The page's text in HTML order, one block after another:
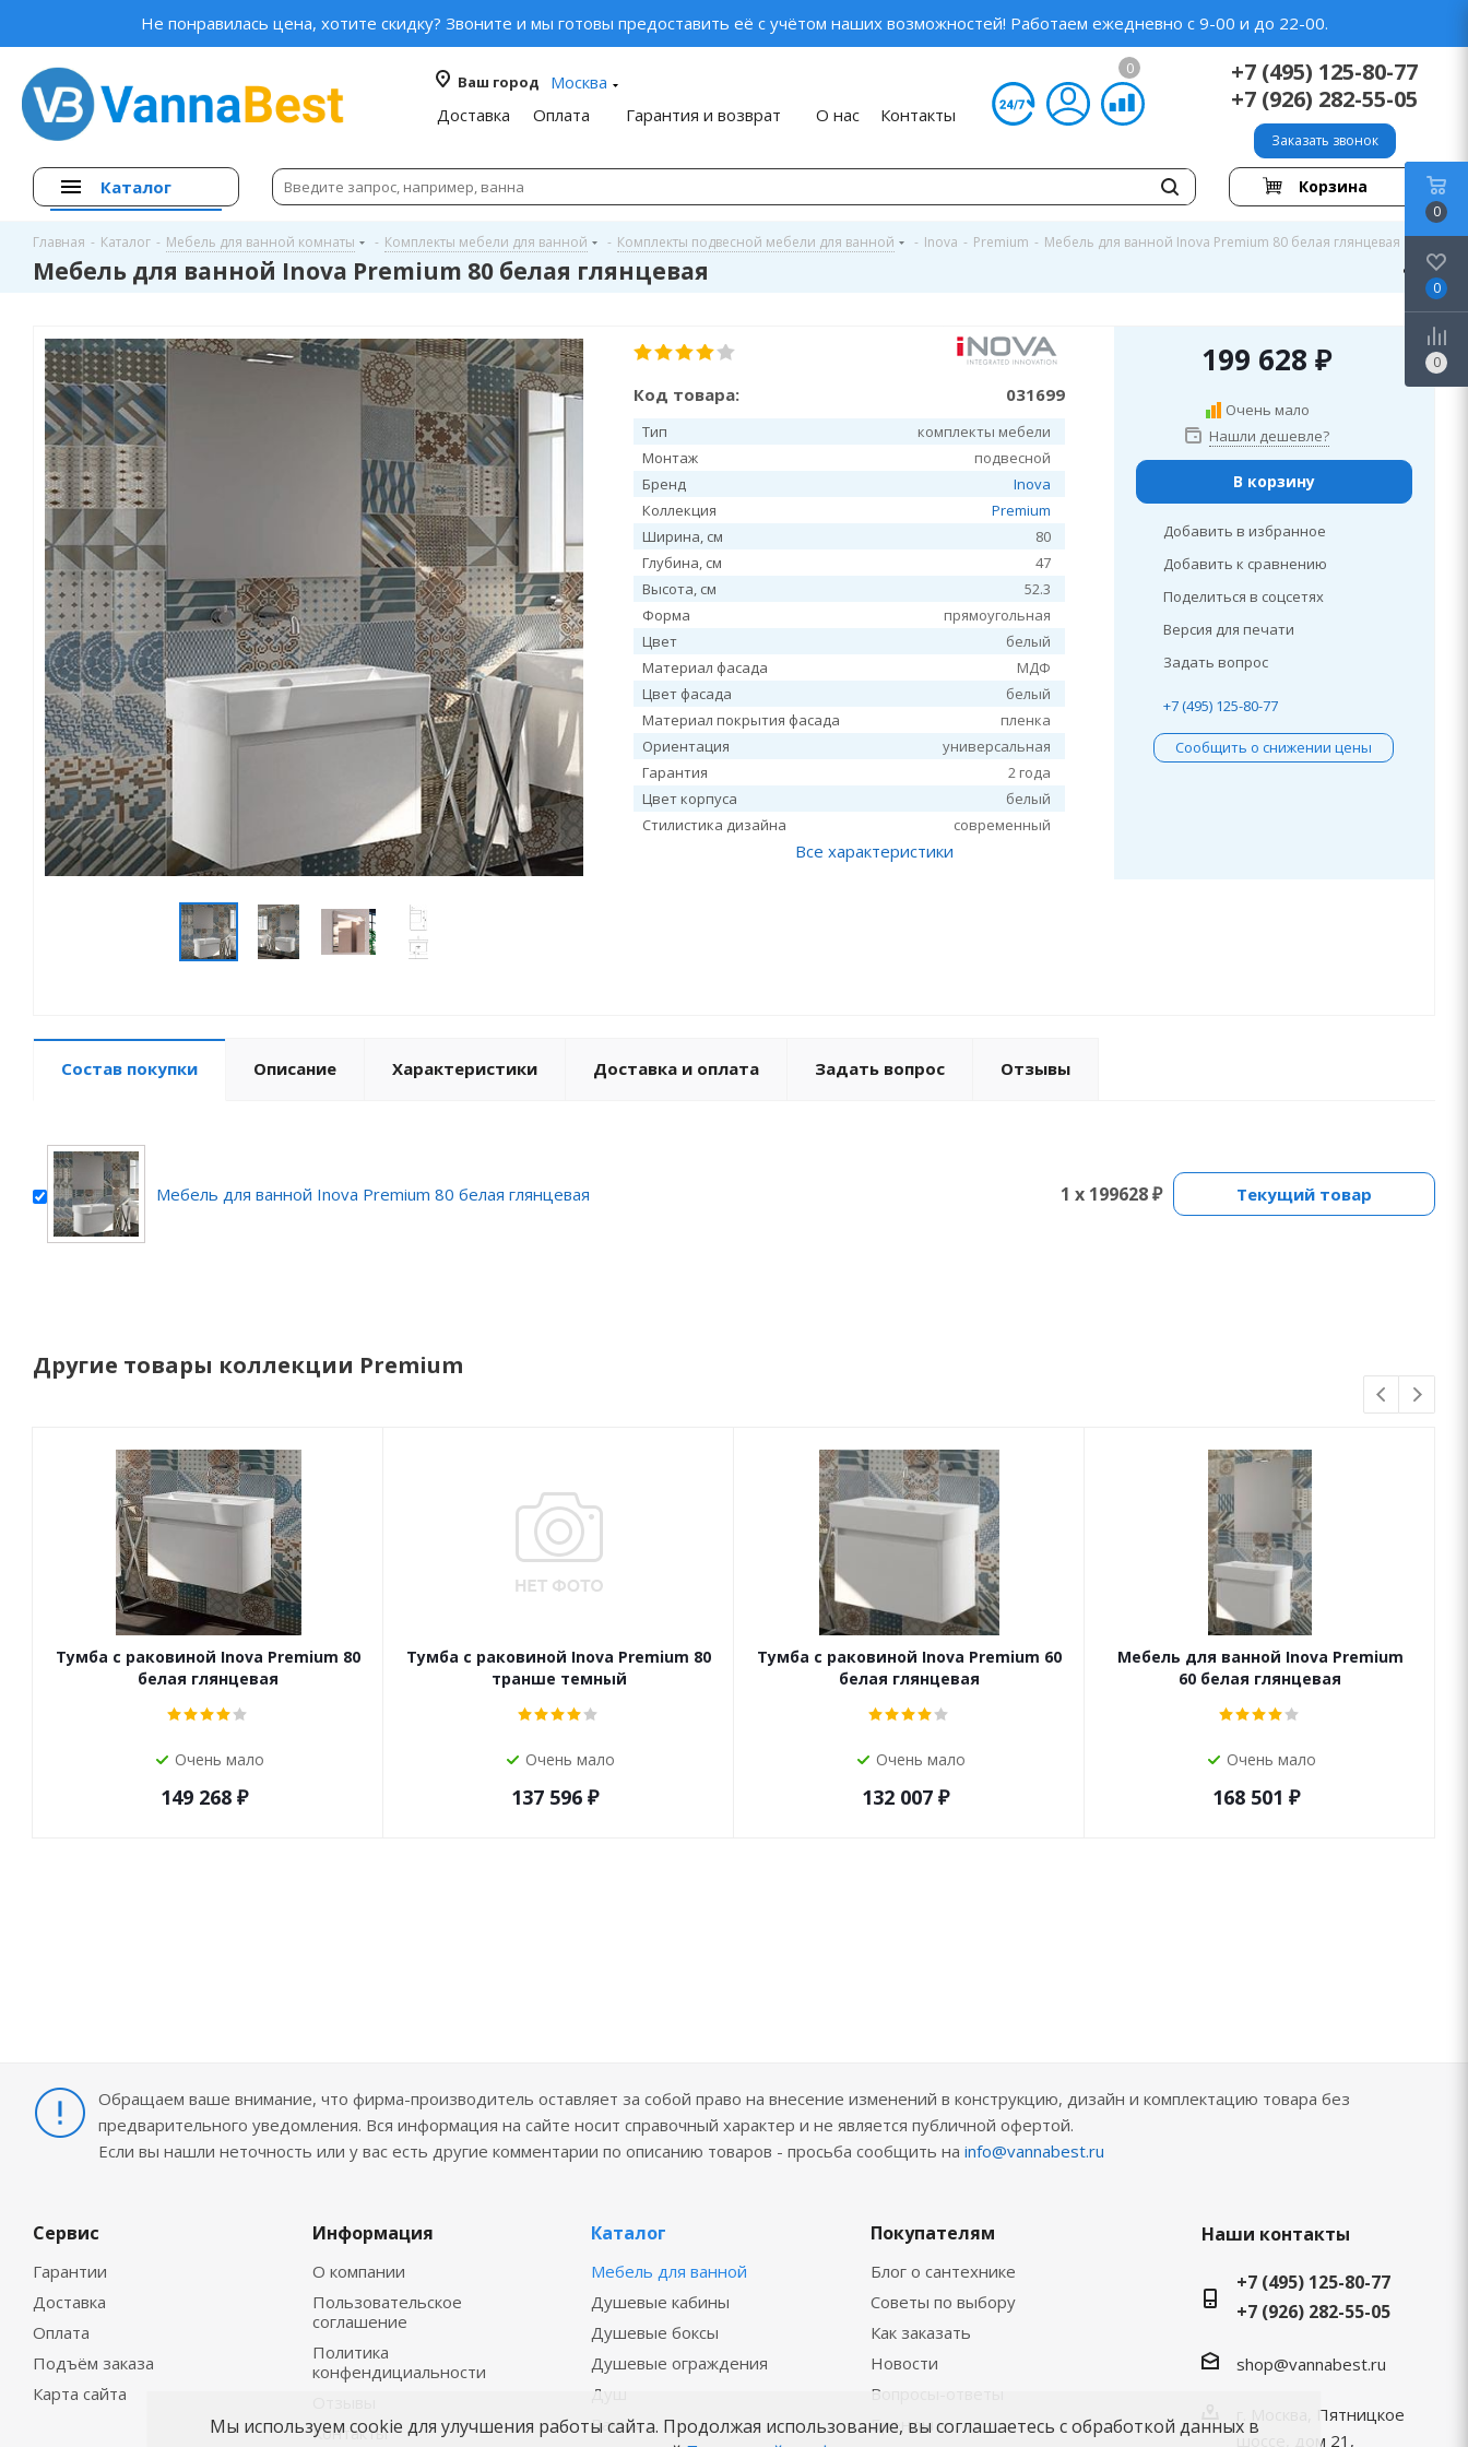
Не понравилась цена, хотите скидку? Звоните и мы готовы предоставить её с учётом наших возможностей! Работаем ежедневно с 9-00 и до 22-00.
Ваш город
Москва
Доставка
Оплата Гарантия и возврат О нас Контакты
0
+7 (495) 125-80-77
+7 (926) 282-55-05
Заказать звонок
Каталог Корзина
Главная - Каталог - Мебель для ванной комнаты - Комплекты мебели для ванной - Комплекты подвесной мебели для ванной - Inova - Premium - Мебель для ванной Inova Premium 80 белая глянцевая
Мебель для ванной Inova Premium 80 белая глянцевая
Код товара: 031699
Тип
комплекты мебели
Монтаж
подвесной
Бренд
Inova
Коллекция
Premium
Ширина, см
80
Глубина, см
47
Высота, см
52.3
Форма
прямоугольная
Цвет
белый
Материал фасада
МДФ
Цвет фасада
белый
Материал покрытия фасада
пленка
Ориентация
универсальная
Гарантия
2 года
Цвет корпуса
белый
Стилистика дизайна
современный
Все характеристики
199 628 ₽
Очень мало
Нашли дешевле?
В корзину
Добавить в избранное
Добавить к сравнению
Поделиться в соцсетях
Версия для печати
Задать вопрос
+7 (495) 125-80-77
Сообщить о снижении цены
Состав покупки Описание Характеристики Доставка и оплата Задать вопрос Отзывы
Мебель для ванной Inova Premium 80 белая глянцевая 1 x 199628 ₽ Текущий товар
Другие товары коллекции Premium
Тумба с раковиной Inova Premium 80
белая глянцевая
Очень мало
149 268 ₽
Тумба с раковиной Inova Premium 80
транше темный
Очень мало
137 596 ₽
Тумба с раковиной Inova Premium 60
белая глянцевая
Очень мало
132 007 ₽
Мебель для ванной Inova Premium
60 белая глянцевая
Очень мало
168 501 ₽
Обращаем ваше внимание, что фирма-производитель оставляет за собой право на внесение изменений в конструкцию, дизайн и комплектацию товара без
предварительного уведомления. Вся информация на сайте носит справочный характер и не является публичной офертой.
Если вы нашли неточность или у вас есть другие комментарии по описанию товаров - просьба сообщить на info@vannabest.ru
Сервис
Гарантии
Доставка
Оплата
Подъём заказа
Карта сайта
Информация
О компании
Пользовательское
соглашение
Политика
конфендициальности
Контакты
Каталог
Мебель для ванной
Душевые кабины
Душевые боксы
Душевые ограждения
Душ
Ванны
Покупателям
Блог о сантехнике
Советы по выбору
Как заказать
Новости
Вопросы-ответы
Бренды
Наши контакты
+7 (495) 125-80-77
+7 (926) 282-55-05
shop@vannabest.ru
г. Москва, Пятницкое
шоссе, дом 21,
0
0
0
Мы используем cookie для улучшения работы сайта. Продолжая использование, вы соглашаетесь с обработкой данных в